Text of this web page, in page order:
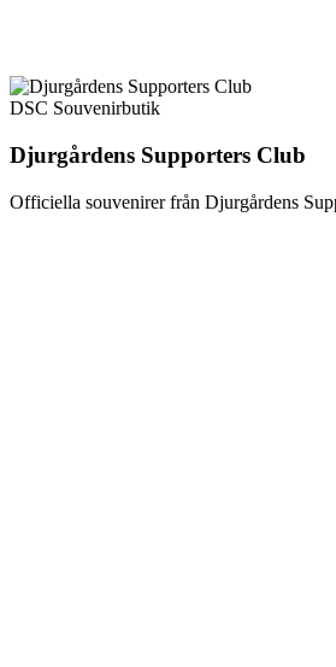
De
olika
alternativen
väljas
produktsidan
DSC Souvenirbutik
Djurgårdens Supporters Club
Officiella souvenirer från Djurgårdens